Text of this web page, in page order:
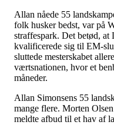
Allan nåede 55
folk husker bedst, var på
straffespark. Det betød, at
kvalificerede sig til EM-
sluttede mesterskabet
værtsnationen, hvor et
måneder.
Allan Simonsens 55
mange flere. Morten
meldte afbud til et hav af